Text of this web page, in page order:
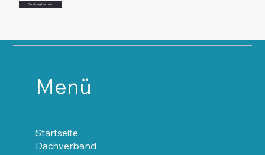
Beratung buchen
Menü
Startseite
Dachverband